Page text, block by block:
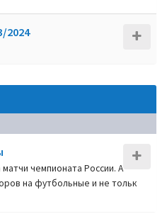
2024
чемпионата России. А
на футбольные и не тольк